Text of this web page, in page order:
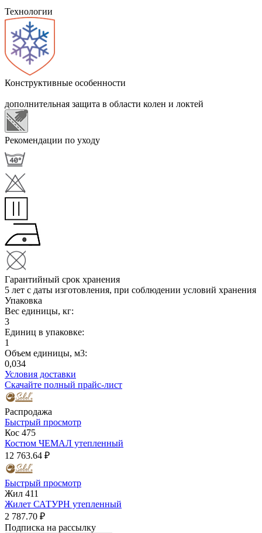
Технологии
Конструктивные особенности
дополнительная защита в области колен и локтей
Рекомендации по уходу
Гарантийный срок хранения
5 лет с даты изготовления, при соблюдении условий хранения
Упаковка
Вес единицы, кг:
3
Единиц в упаковке:
1
Объем единицы, м3:
0,034
Условия доставки
Скачайте полный прайс-лист
Распродажа
Быстрый просмотр
Кос 475
Костюм ЧЕМАЛ утепленный
12 763.64 ₽
Быстрый просмотр
Жил 411
Жилет САТУРН утепленный
2 787.70 ₽
Подписка на рассылку